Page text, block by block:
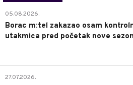
05.08.2026.
Borac m:tel zakazao osam
utakmica pred početak nove
27.07.2026.